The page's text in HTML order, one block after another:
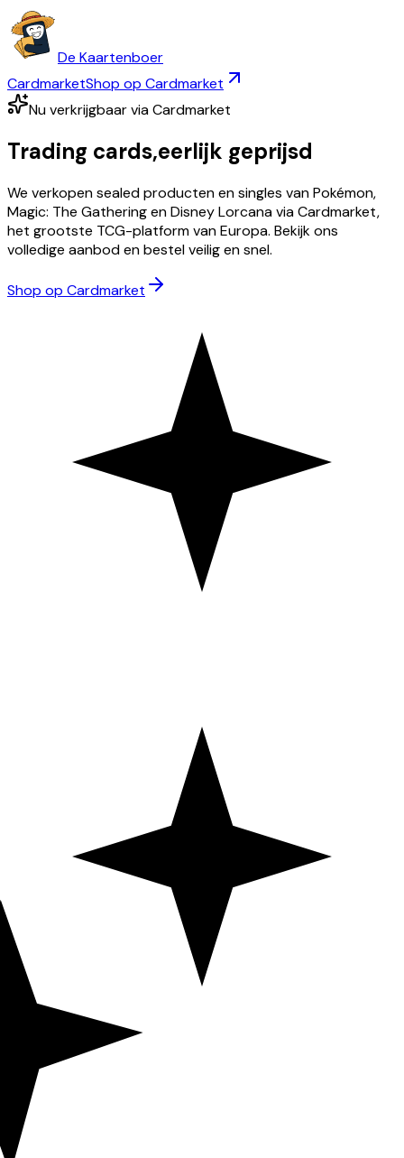
De Kaartenboer
CardmarketShop op Cardmarket
Nu verkrijgbaar via Cardmarket
Trading cards,eerlijk geprijsd
We verkopen sealed producten en singles van Pokémon,
Magic: The Gathering en Disney Lorcana via Cardmarket,
het grootste TCG-platform van Europa. Bekijk ons
volledige aanbod en bestel veilig en snel.
Shop op Cardmarket